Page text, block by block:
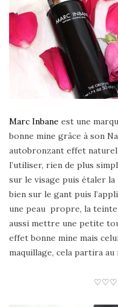
Marc Inbane est une
bonne mine grâce à son
autobronzant effet naturel
l’utiliser, rien de plus
sur le visage puis étaler la
bien sur le gant puis
une peau propre, la
aussi mettre une petite
effet bonne mine mais
maquillage, cela partira au